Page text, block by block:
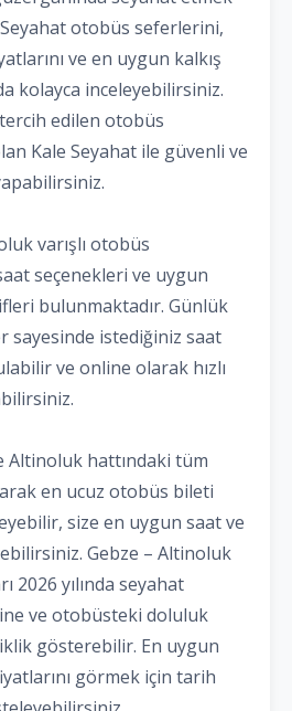
otobüs seferlerini,
ve en uygun kalkış
kolayca inceleyebilirsiniz.
edilen otobüs
Kale Seyahat ile güvenli ve
varışlı otobüs
seçenekleri ve uygun
bulunmaktadır. Günlük
sayesinde istediğiniz saat
ve online olarak hızlı
Altinoluk hattındaki tüm
en ucuz otobüs bileti
size en uygun saat ve
Gebze – Altinoluk
2026 yılında seyahat
ve otobüsteki doluluk
gösterebilir. En uygun
görmek için tarih